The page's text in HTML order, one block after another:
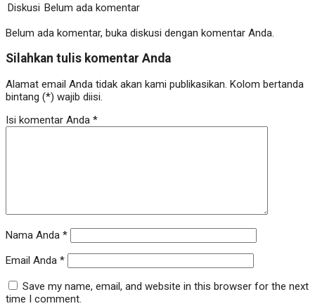
Diskusi Belum ada komentar
Belum ada komentar, buka diskusi dengan komentar Anda.
Silahkan tulis komentar Anda
Alamat email Anda tidak akan kami publikasikan. Kolom bertanda
bintang (*) wajib diisi.
Isi komentar Anda *
Nama Anda *
Email Anda *
Save my name, email, and website in this browser for the next
time I comment.